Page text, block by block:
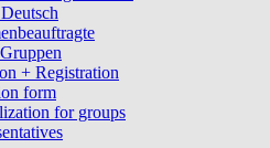
+ Registration
form
for groups